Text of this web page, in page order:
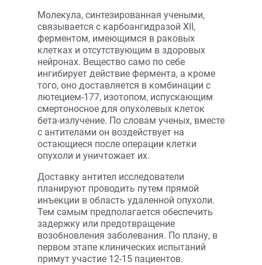
Молекула, синтезированная учеными,
связывается с карбоангидразой XII,
ферментом, имеющимся в раковых
клетках и отсутствующим в здоровых
нейронах. Вещество само по себе
ингибирует действие фермента, а кроме
того, оно доставляется в комбинации с
лютецием-177, изотопом, испускающим
смертоносное для опухолевых клеток
бета-излучение. По словам ученых, вместе
с антителами он воздействует на
остающиеся после операции клетки
опухоли и уничтожает их.
Доставку антител исследователи
планируют проводить путем прямой
инъекции в область удаленной опухоли.
Тем самым предполагается обеспечить
задержку или предотвращение
возобновления заболевания. По плану, в
первом этапе клинических испытаний
примут участие 12-15 пациентов.